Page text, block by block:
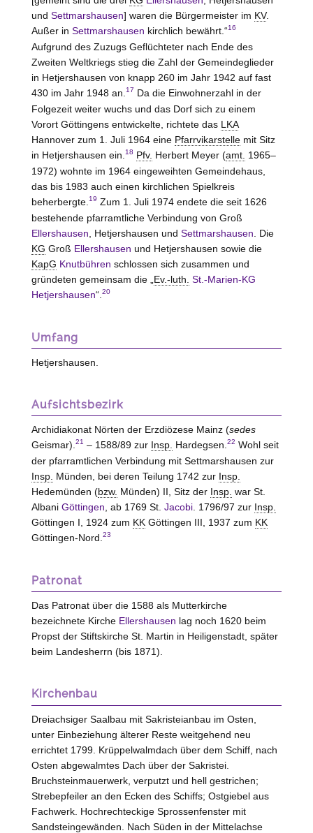
und Settmarshausen] waren die Bürgermeister im KV.
Außer in Settmarshausen kirchlich bewährt.“16
Aufgrund des Zuzugs Geflüchteter nach Ende des
Zweiten Weltkriegs stieg die Zahl der Gemeindeglieder
in Hetjershausen von knapp 260 im Jahr 1942 auf fast
430 im Jahr 1948 an. 17 Da die Einwohnerzahl in der
Folgezeit weiter wuchs und das Dorf sich zu einem
Vorort Göttingens entwickelte, richtete das LKA
Hannover zum 1. Juli 1964 eine Pfarrvikarstellemit Sitz
in Hetjershausen ein. 18 Pfv. Herbert Meyer (amt. 1965–
1972) wohnte im 1964 eingeweihten Gemeindehaus,
das bis 1983 auch einen kirchlichen Spielkreis
beherbergte. 19 Zum 1. Juli 1974 endete die seit 1626
bestehende pfarramtliche Verbindung von Groß
Ellershausen , Hetjershausen und Settmarshausen . Die
KG Groß Ellershausen und Hetjershausen sowie die
KapG Knutbühren schlossen sich zusammen und
gründeten gemeinsam die „ Ev.-luth. St.-Marien-KG
Hetjershausen“. 20
Umfang
Hetjershausen.
Aufsichtsbezirk
Archidiakonat Nörten der Erzdiözese Mainz (sedes
Geismar).21 – 1588/89 zur Insp. Hardegsen.22 Wohl seit
der pfarramtlichen Verbindung mit Settmarshausen zur
Insp. Münden, bei deren Teilung 1742 zur Insp.
Hedemünden (bzw. Münden) II, Sitz der Insp. war St.
Albani Göttingen, ab 1769 St. Jacobi. 1796/97 zur Insp.
Göttingen I, 1924 zum KKGöttingen III, 1937 zum KK
Göttingen-Nord.23
Patronat
Das Patronat über die 1588 als Mutterkirche
bezeichnete Kirche Ellershausen lag noch 1620 beim
Propst der Stiftskirche St. Martin in Heiligenstadt, später
beim Landesherrn (bis 1871).
Kirchenbau
Dreiachsiger Saalbau mit Sakristeianbau im Osten,
unter Einbeziehung älterer Reste weitgehend neu
errichtet 1799. Krüppelwalmdach über dem Schiff, nach
Osten abgewalmtes Dach über der Sakristei.
Bruchsteinmauerwerk, verputzt und hell gestrichen;
Strebepfeiler an den Ecken des Schiffs; Ostgiebel aus
Fachwerk. Hochrechteckige Sprossenfenster mit
Sandsteingewänden. Nach Süden in der Mittelachse